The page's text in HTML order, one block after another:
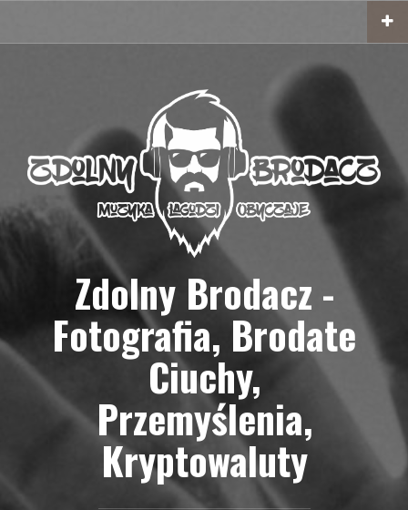
treści
Zdolny Brodacz -
Fotografia, Brodate
Ciuchy,
Przemyślenia,
Kryptowaluty